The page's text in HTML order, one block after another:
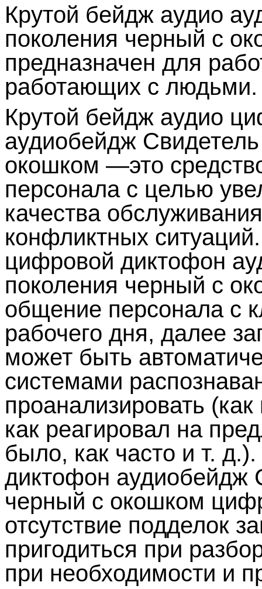
Крутой бейдж аудио
поколения черный с
предназначен для
работающих с людьми.
Крутой бейдж аудио
аудиобейдж
окошком —это
персонала с целью
качества
конфликтных
цифровой диктофон
поколения черный с
общение персонала с
рабочего дня, далее
может быть
системами
проанализировать
как реагировал на
было, как часто и т.
диктофон аудиобейдж
черный с окошком
отсутствие подделок
пригодиться при
при необходимости и